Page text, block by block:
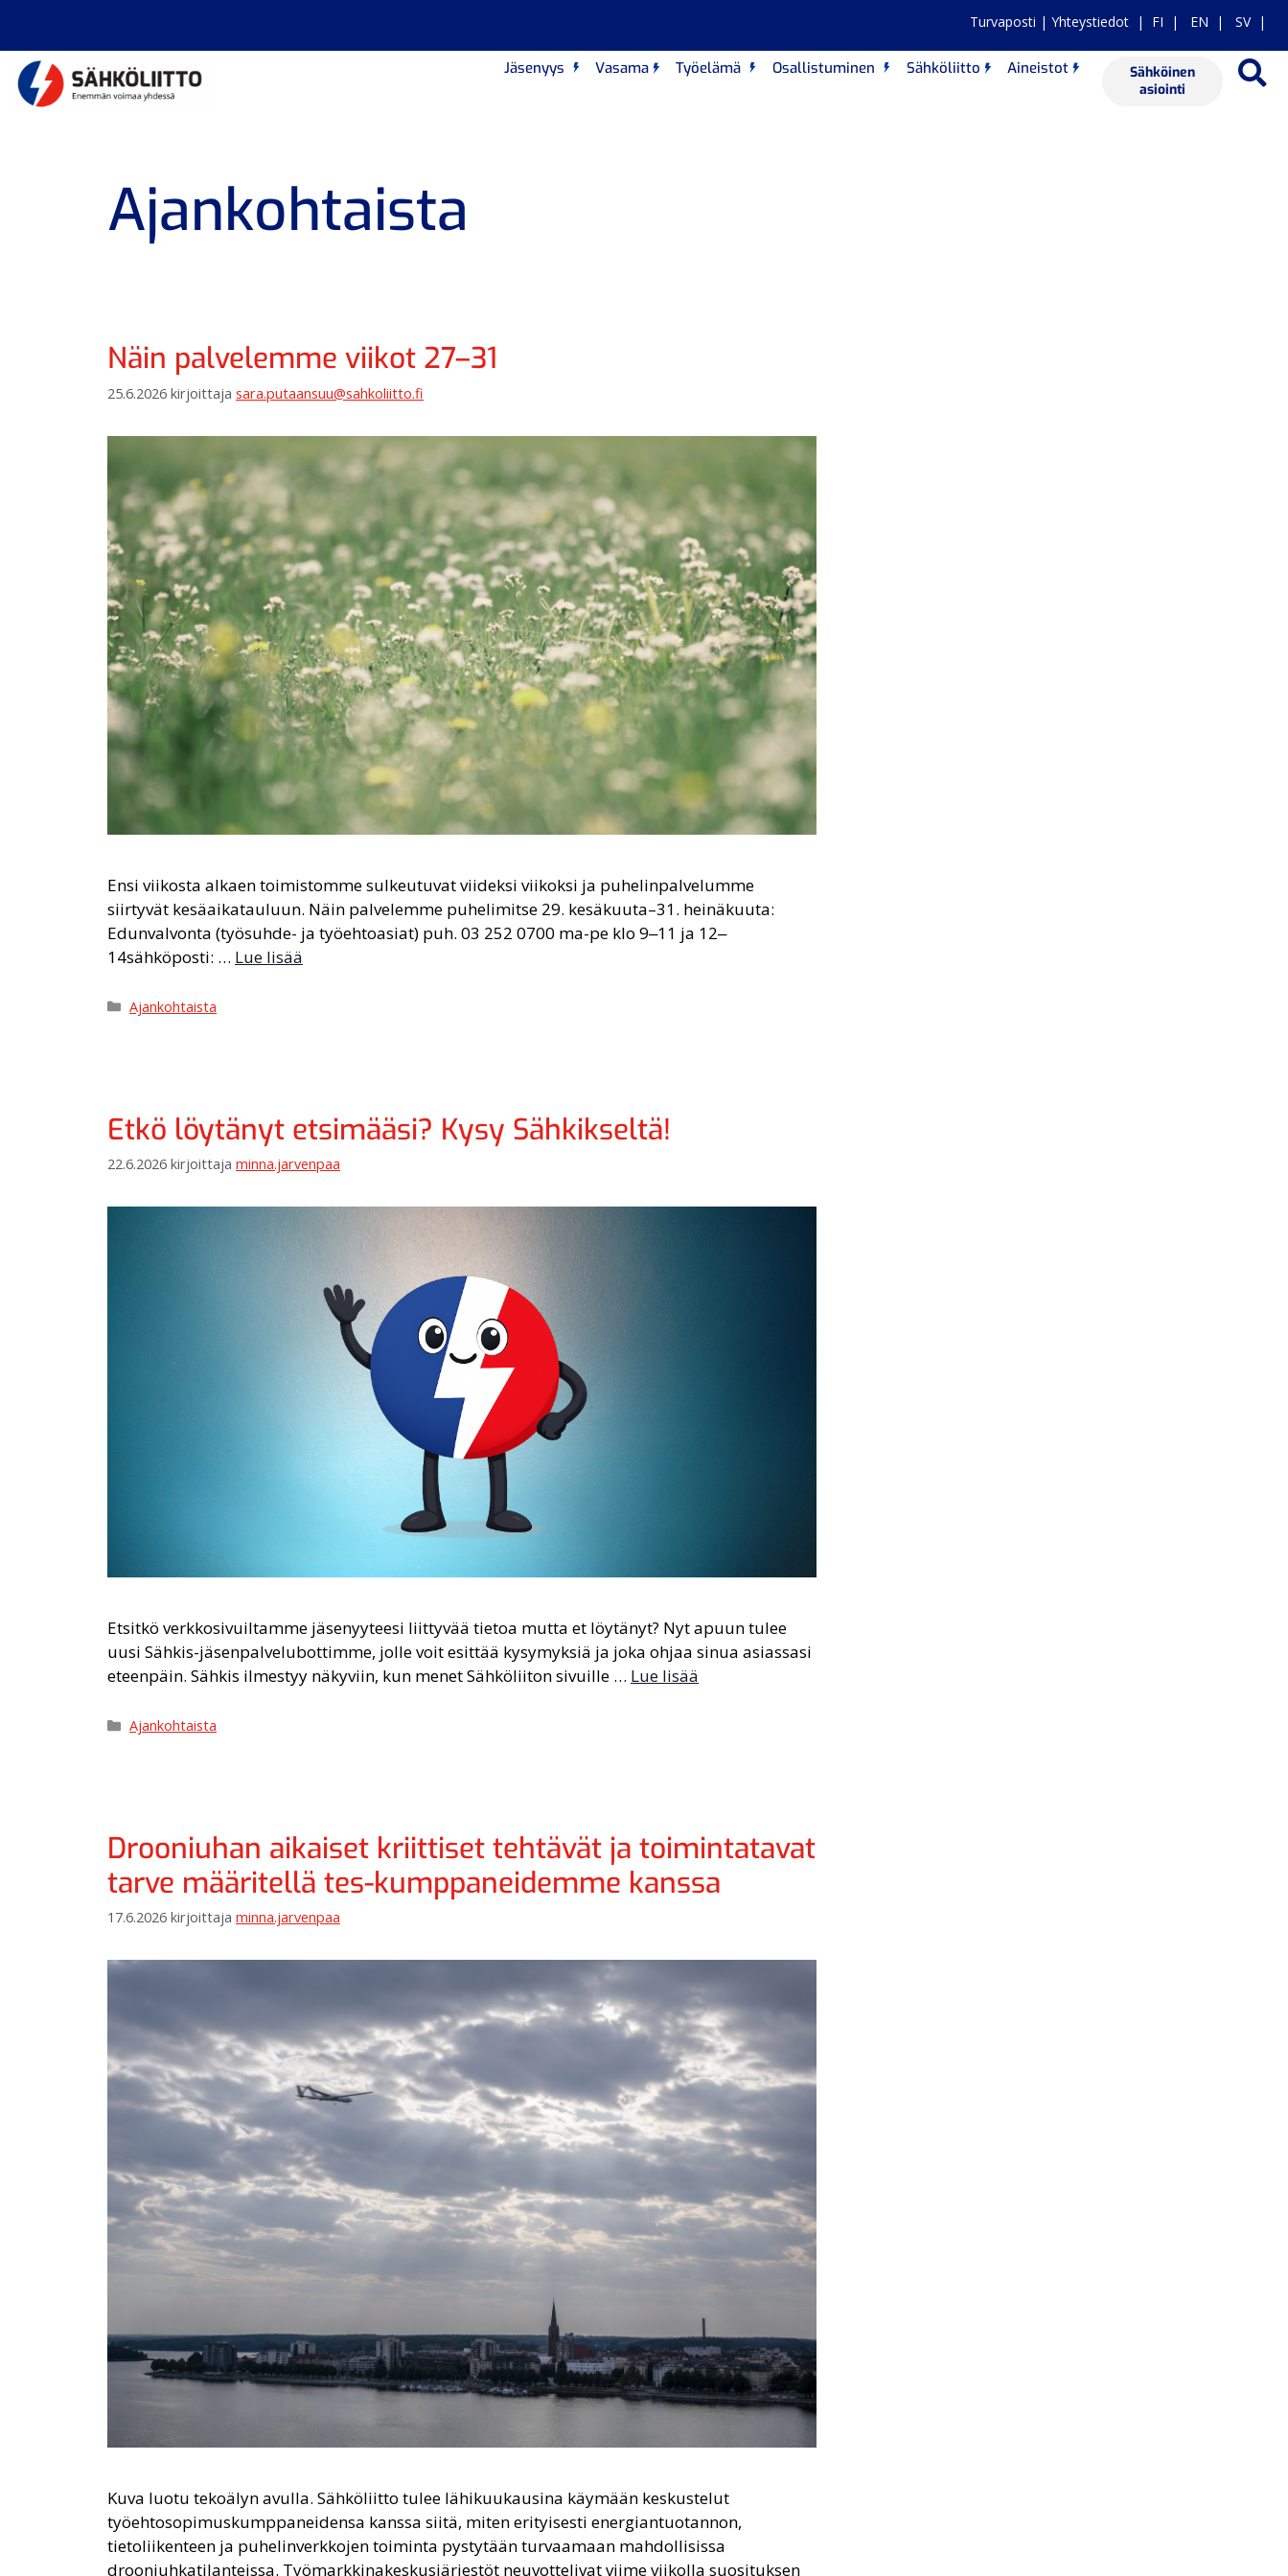
Turvaposti | Yhteystiedot| FI | EN | SV |
Jäsenyys Vasama Työelämä Osallistuminen Sähköliitto Aineistot
Sähköinen
asiointi
Ajankohtaista
Näin palvelemme viikot 27–31
25.6.2026 kirjoittaja sara.putaansuu@sahkoliitto.fi
Ensi viikosta alkaen toimistomme sulkeutuvat viideksi viikoksi ja puhelinpalvelumme
siirtyvät kesäaikatauluun. Näin palvelemme puhelimitse 29. kesäkuuta–31. heinäkuuta:
Edunvalvonta (työsuhde- ja työehtoasiat) puh. 03 252 0700 ma-pe klo 9‒11 ja 12‒
14sähköposti: … Lue lisää
Ajankohtaista
Etkö löytänyt etsimääsi? Kysy Sähkikseltä!
22.6.2026 kirjoittaja minna.jarvenpaa
Etsitkö verkkosivuiltamme jäsenyyteesi liittyvää tietoa mutta et löytänyt? Nyt apuun tulee
uusi Sähkis-jäsenpalvelubottimme, jolle voit esittää kysymyksiä ja joka ohjaa sinua asiassasi
eteenpäin. Sähkis ilmestyy näkyviin, kun menet Sähköliiton sivuille … Lue lisää
Ajankohtaista
Drooniuhan aikaiset kriittiset tehtävät ja toimintatavat
tarve määritellä tes-kumppaneidemme kanssa
17.6.2026 kirjoittaja minna.jarvenpaa
Kuva luotu tekoälyn avulla. Sähköliitto tulee lähikuukausina käymään keskustelut
työehtosopimuskumppaneidensa kanssa siitä, miten erityisesti energiantuotannon,
tietoliikenteen ja puhelinverkkojen toiminta pystytään turvaamaan mahdollisissa
drooniuhkatilanteissa. Työmarkkinakeskusjärjestöt neuvottelivat viime viikolla suosituksen